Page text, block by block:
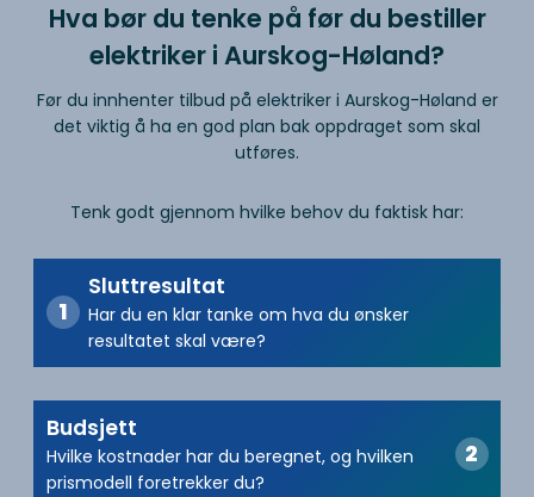
Hva bør du tenke på før du bestiller
elektriker i Aurskog-Høland?
Før du innhenter tilbud på elektriker i Aurskog-Høland er
det viktig å ha en god plan bak oppdraget som skal
utføres.
Tenk godt gjennom hvilke behov du faktisk har:
Sluttresultat
Har du en klar tanke om hva du ønsker
resultatet skal være?
Budsjett
Hvilke kostnader har du beregnet, og hvilken
prismodell foretrekker du?